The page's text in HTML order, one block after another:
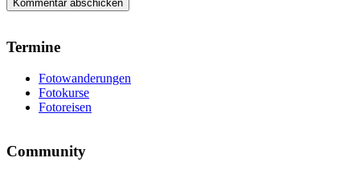
Termine
Fotowanderungen
Fotokurse
Fotoreisen
Community